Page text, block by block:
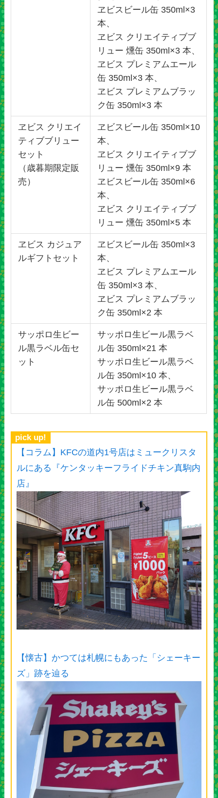
ヱビスビール缶 350ml×3
本、
ヱビス クリエイティブブ
リュー 燻缶 350ml×3 本、
ヱビス プレミアムエール
缶 350ml×3 本、
ヱビス プレミアムブラッ
ク缶 350ml×3 本
ヱビス クリエイ
ティブブリュー
セット
（歳暮期限定販
売）
ヱビスビール缶 350ml×10
本、
ヱビス クリエイティブブ
リュー 燻缶 350ml×9 本
ヱビスビール缶 350ml×6
本、
ヱビス クリエイティブブ
リュー 燻缶 350ml×5 本
ヱビス カジュア
ルギフトセット
ヱビスビール缶 350ml×3
本、
ヱビス プレミアムエール
缶 350ml×3 本、
ヱビス プレミアムブラッ
ク缶 350ml×2 本
サッポロ生ビー
ル黒ラベル缶セ
ット
サッポロ生ビール黒ラベ
ル缶 350ml×21 本
サッポロ生ビール黒ラベ
ル缶 350ml×10 本、
サッポロ生ビール黒ラベ
ル缶 500ml×2 本
pick up!
【コラム】KFCの道内1号店はミュークリスタ
ルにある『ケンタッキーフライドチキン真駒内
店』
【懐古】かつては札幌にもあった「シェーキー
ズ」跡を辿る